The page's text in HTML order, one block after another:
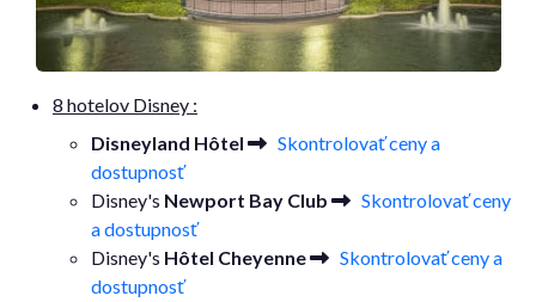
8 hotelov Disney :
Disneyland Hôtel
Skontrolovať ceny a
dostupnosť
Disney's Newport Bay Club
Skontrolovať ceny
a dostupnosť
Disney's Hôtel Cheyenne
Skontrolovať ceny a
dostupnosť